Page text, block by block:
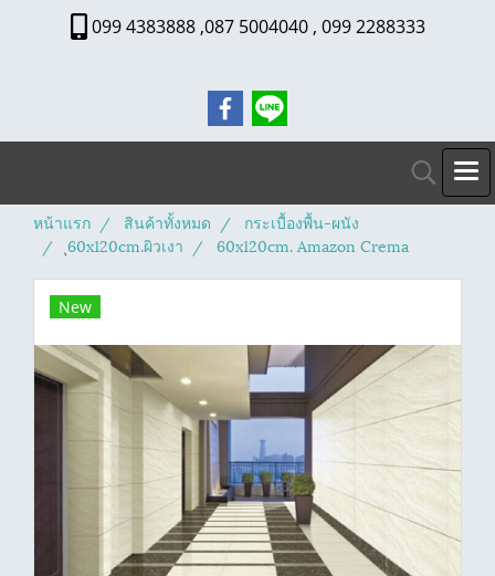
099 4383888 ,087 5004040 , 099 2288333
หน้าแรก สินค้าทั้งหมด
กระเบื้องพื้น-ผนัง
ุ60x120cm.ผิวเงา
60x120cm. Amazon Crema
New